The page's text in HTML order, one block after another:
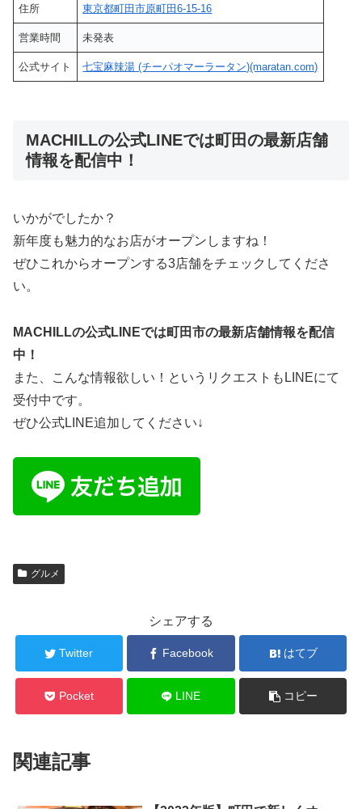
住所 東京都町田市原町田6-15-16
営業時間 未発表
公式サイト 七宝麻辣湯 (チーパオマーラータン)(maratan.com)
MACHILLの公式LINEでは町田の最新店舗
情報を配信中！
いかがでしたか？
新年度も魅力的なお店がオープンしますね！
ぜひこれからオープンする3店舗をチェックしてくださ
い。
MACHILLの公式LINEでは町田市の最新店舗情報を配信
中！
また、こんな情報欲しい！というリクエストもLINEにて
受付中です。
ぜひ公式LINE追加してください↓
グルメ
シェアする
Twitter Facebook はてブ
Pocket LINE コピー
関連記事